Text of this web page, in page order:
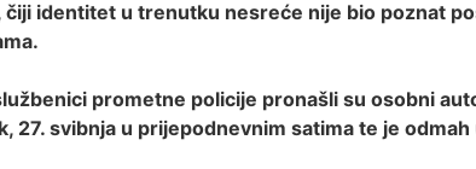
identitet u trenutku nesreće nije bio poznat
prometne policije pronašli su osobni
27. svibnja u prijepodnevnim satima te je